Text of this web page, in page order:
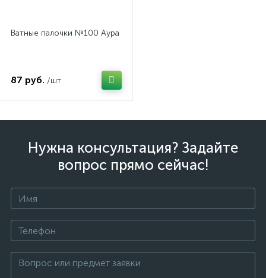
Ватные палочки №100 Аура
87 руб. /шт
Нужна консультация? Задайте
вопрос прямо сейчас!